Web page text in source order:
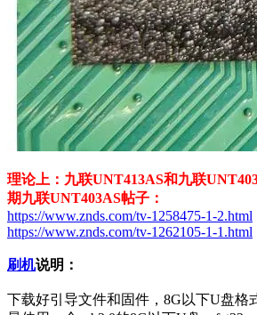
理论上：九联UNT413AS和九联
期九联UNT403AS帖子：
https://www.znds.com/tv-1258475-1-2.html
https://www.znds.com/tv-1262105-1-1.html
刷机说明：
下载好引导文件和固件，8G以下U盘格